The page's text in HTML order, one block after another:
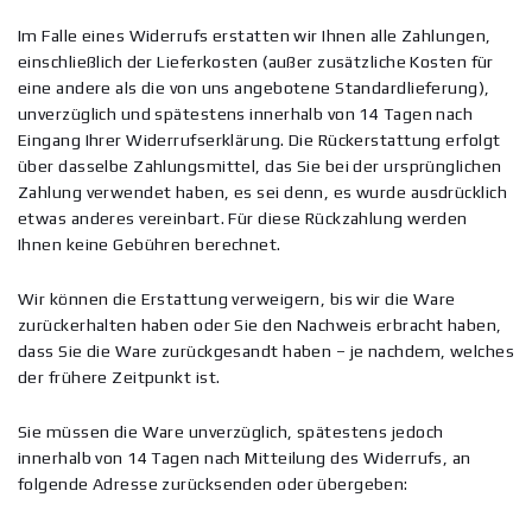
Im Falle eines Widerrufs erstatten wir Ihnen alle Zahlungen,
einschließlich der Lieferkosten (außer zusätzliche Kosten für
eine andere als die von uns angebotene Standardlieferung),
unverzüglich und spätestens innerhalb von 14 Tagen nach
Eingang Ihrer Widerrufserklärung. Die Rückerstattung erfolgt
über dasselbe Zahlungsmittel, das Sie bei der ursprünglichen
Zahlung verwendet haben, es sei denn, es wurde ausdrücklich
etwas anderes vereinbart. Für diese Rückzahlung werden
Ihnen keine Gebühren berechnet.
Wir können die Erstattung verweigern, bis wir die Ware
zurückerhalten haben oder Sie den Nachweis erbracht haben,
dass Sie die Ware zurückgesandt haben – je nachdem, welches
der frühere Zeitpunkt ist.
Sie müssen die Ware unverzüglich, spätestens jedoch
innerhalb von 14 Tagen nach Mitteilung des Widerrufs, an
folgende Adresse zurücksenden oder übergeben: